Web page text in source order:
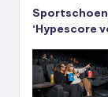
‘Hypescore